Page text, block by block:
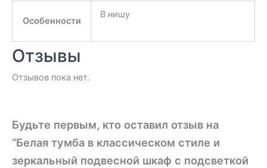
Особенности
В нишу
Отзывы
Отзывов пока нет.
Будьте первым, кто оставил отзыв на
“Белая тумба в классическом стиле и
зеркальный подвесной шкаф с подсветкой